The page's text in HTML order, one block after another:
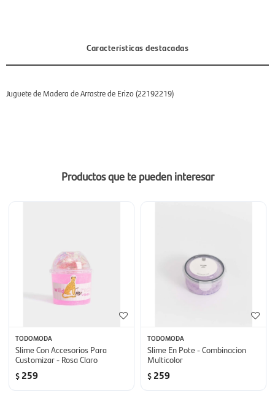
Características destacadas
Juguete de Madera de Arrastre de Erizo (22192219)
Productos que te pueden interesar
TODOMODA
Slime Con Accesorios Para
Customizar - Rosa Claro
$259
TODOMODA
Slime En Pote - Combinacion
Multicolor
$259